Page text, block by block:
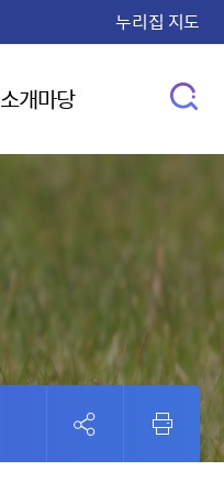
누리집 지도
소개마당